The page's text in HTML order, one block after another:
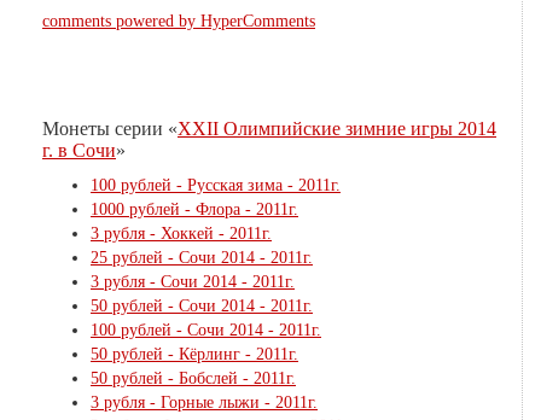
comments powered by HyperComments
Монеты серии «XXII Олимпийские зимние игры 2014
г. в Сочи»
100 рублей - Русская зима - 2011г.
1000 рублей - Флора - 2011г.
3 рубля - Хоккей - 2011г.
25 рублей - Сочи 2014 - 2011г.
3 рубля - Сочи 2014 - 2011г.
50 рублей - Сочи 2014 - 2011г.
100 рублей - Сочи 2014 - 2011г.
50 рублей - Кёрлинг - 2011г.
50 рублей - Бобслей - 2011г.
3 рубля - Горные лыжи - 2011г.